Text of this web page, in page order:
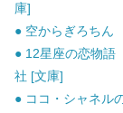
庫]
● 空からぎろちん
● 12星座の恋物語
社 [文庫]
● ココ・シャネル